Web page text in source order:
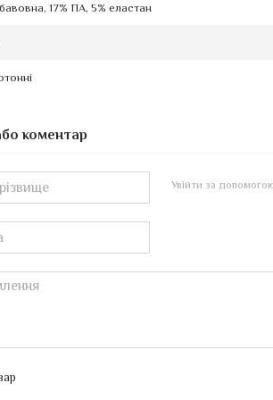
17% ПА, 5% еластан
коментар
Увійти за